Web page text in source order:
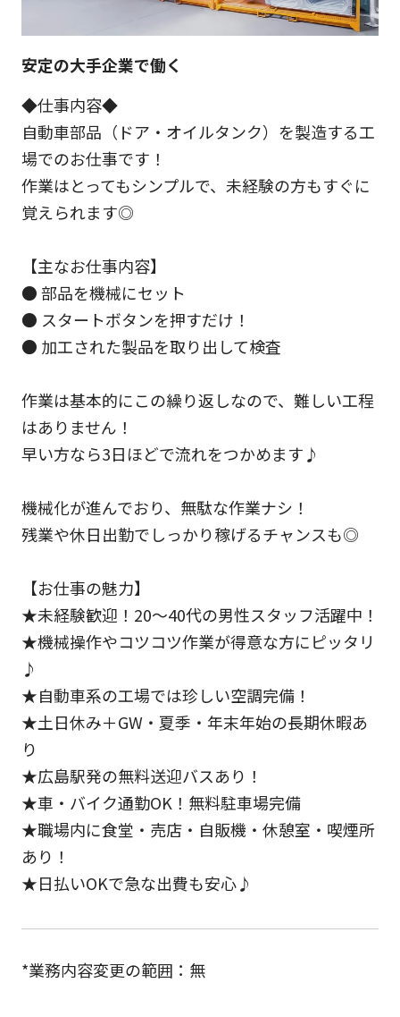
安定の大手企業で働く
◆仕事内容◆
自動車部品（ドア・オイルタンク）を製造する工
場でのお仕事です！
作業はとってもシンプルで、未経験の方もすぐに
覚えられます◎
【主なお仕事内容】
● 部品を機械にセット
● スタートボタンを押すだけ！
● 加工された製品を取り出して検査
作業は基本的にこの繰り返しなので、難しい工程
はありません！
早い方なら3日ほどで流れをつかめます♪
機械化が進んでおり、無駄な作業ナシ！
残業や休日出勤でしっかり稼げるチャンスも◎
【お仕事の魅力】
★未経験歓迎！20～40代の男性スタッフ活躍中！
★機械操作やコツコツ作業が得意な方にピッタリ
♪
★自動車系の工場では珍しい空調完備！
★土日休み＋GW・夏季・年末年始の長期休暇あ
り
★広島駅発の無料送迎バスあり！
★車・バイク通勤OK！無料駐車場完備
★職場内に食堂・売店・自販機・休憩室・喫煙所
あり！
★日払いOKで急な出費も安心♪
*業務内容変更の範囲：無